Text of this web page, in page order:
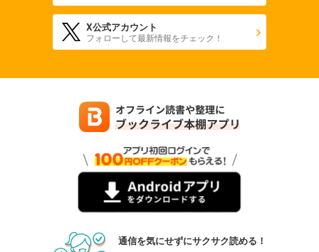
X公式アカウント
フォローして最新情報をチェック！
通信を気にせずにサクサク読める！